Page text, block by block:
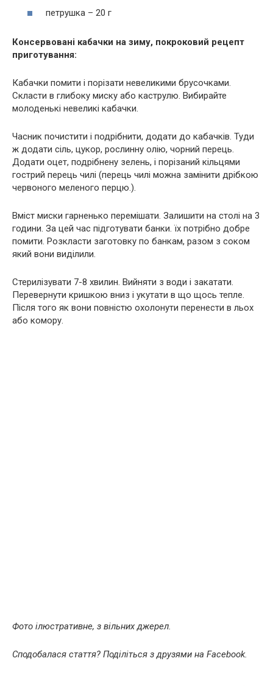
петрушка – 20 г
Консервовані кабачки на зиму, покроковий рецепт
приготування:
Кабачки помити і порізати невеликими брусочками.
Скласти в глибоку миску або каструлю. Вибирайте
молоденькі невеликі кабачки.
Часник почистити і подрібнити, додати до кабачків. Туди
ж додати сіль, цукор, рослинну олію, чорний перець.
Додати оцет, подрібнену зелень, і порізаний кільцями
гострий перець чилі (перець чилі можна замінити дрібкою
червоного меленого перцю.).
Вміст миски гарненько перемішати. Залишити на столі на 3
години. За цей час підготувати банки. їх потрібно добре
помити. Розкласти заготовку по банкам, разом з соком
який вони виділили.
Стерилізувати 7-8 хвилин. Вийняти з води і закатати.
Перевернути кришкою вниз і укутати в що щось тепле.
Після того як вони повністю охолонути перенести в льох
або комору.
Фото ілюстративне, з вільних джерел.
Сподобалася стаття? Поділіться з друзями на Facebook.